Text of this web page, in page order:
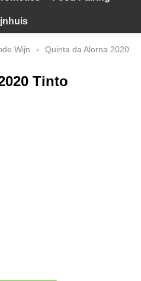
Wijn ›
Quinta da Alorna 2020
Tinto